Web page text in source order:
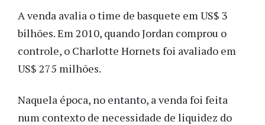
A venda avalia o time de basquete em US$ 3
bilhões. Em 2010, quando Jordan comprou o
controle, o Charlotte Hornets foi avaliado em
US$ 275 milhões.
Naquela época, no entanto, a venda foi feita
num contexto de necessidade de liquidez do